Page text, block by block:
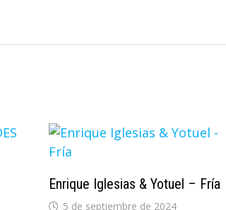
Enrique Iglesias & Yotuel – Fría
5 de septiembre de 2024